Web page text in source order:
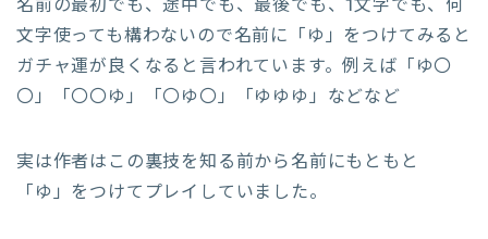
名前の最初でも、途中でも、最後でも、1文字でも、何
文字使っても構わないので名前に「ゆ」をつけてみると
ガチャ運が良くなると言われています。例えば「ゆ〇
〇」「〇〇ゆ」「〇ゆ〇」「ゆゆゆ」などなど
実は作者はこの裏技を知る前から名前にもともと
「ゆ」をつけてプレイしていました。